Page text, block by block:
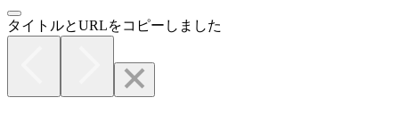
タイトルとURLをコピーしました